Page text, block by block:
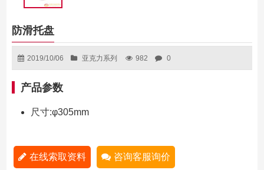
防滑托盘
2019/10/06 亚克力系列 982 0
产品参数
尺寸:φ305mm
在线索取资料 咨询客服询价